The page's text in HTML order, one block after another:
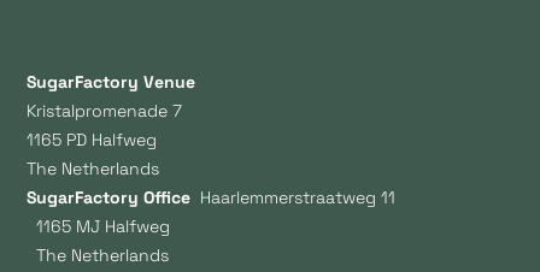
SugarFactory Venue
Kristalpromenade 7
1165 PD Halfweg
The Netherlands
SugarFactory Office Haarlemmerstraatweg 11
1165 MJ Halfweg
The Netherlands